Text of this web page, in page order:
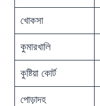
খোকসা
কুমারখালি
কুষ্টিয়া কোর্ট
পোড়াদহ